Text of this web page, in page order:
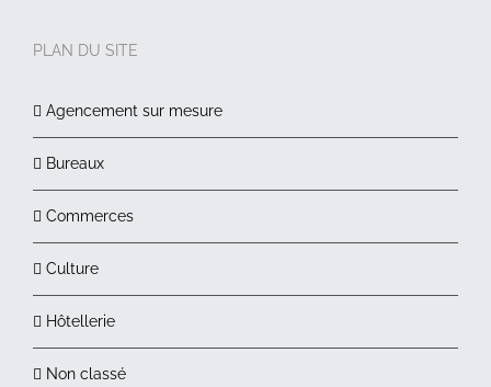
PLAN DU SITE
Agencement sur mesure
Bureaux
Commerces
Culture
Hôtellerie
Non classé